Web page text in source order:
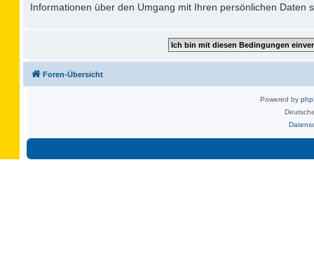
Informationen über den Umgang mit Ihren persönlichen Daten
Foren-Übersicht
Powered by